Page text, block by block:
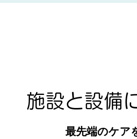
施設と設備
最先端のケア